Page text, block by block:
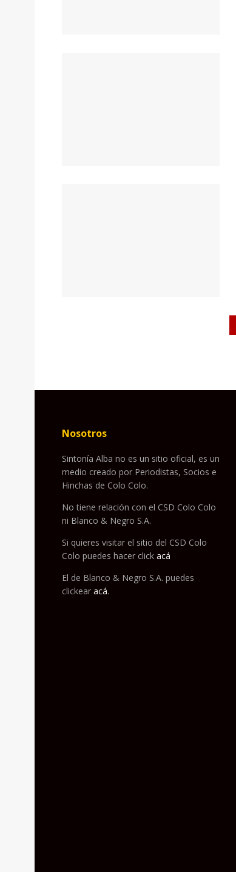
Nosotros
Sintonía Alba no es un sitio oficial, es un
medio creado por Periodistas, Socios e
Hinchas de Colo Colo.
No tiene relación con el CSD Colo Colo
ni Blanco & Negro S.A.
Si quieres visitar el sitio del CSD Colo
Colo puedes hacer click acá
El de Blanco & Negro S.A. puedes
clickear acá.